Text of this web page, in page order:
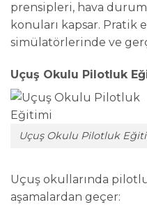
prensipleri, hava
konuları kapsar. Pratik
simülatörlerinde ve
Uçuş Okulu Pilotluk
Uçuş Okulu Pilotluk
Uçuş okullarında
aşamalardan geçer: